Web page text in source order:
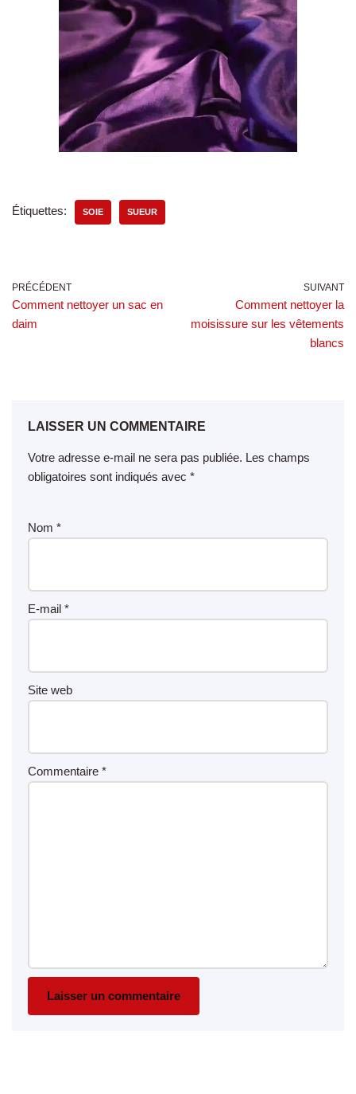
Étiquettes: SOIE SUEUR
PRÉCÉDENT
Comment nettoyer un sac en
daim
SUIVANT
Comment nettoyer la
moisissure sur les vêtements
blancs
LAISSER UN COMMENTAIRE
Votre adresse e-mail ne sera pas publiée. Les champs
obligatoires sont indiqués avec *
Nom *
E-mail *
Site web
Commentaire *